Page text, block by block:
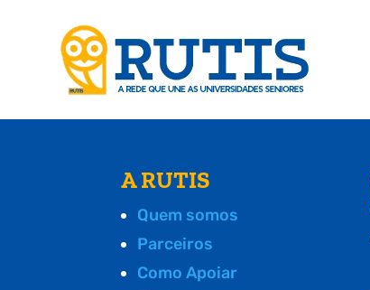
A RUTIS
Quem somos
Parceiros
Como Apoiar